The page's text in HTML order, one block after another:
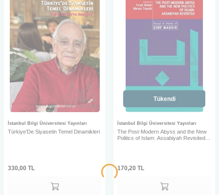
İstanbul Bilgi Üniversitesi Yayınları
Türkiye’De Siyasetin Temel Dinamikleri
330,00 TL
Tükendi
İstanbul Bilgi Üniversitesi Yayınları
The Post-Modern Abyss and the New
Politics of Islam: Assabiyah Revisited
170,20 TL